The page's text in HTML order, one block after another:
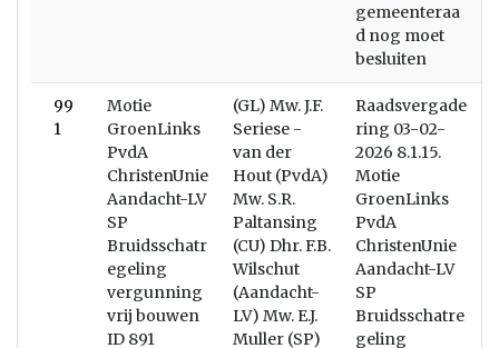
gemeenteraa
d nog moet
besluiten
99
1
Motie
GroenLinks
PvdA
ChristenUnie
Aandacht-LV
SP
Bruidsschatr
egeling
vergunning
vrij bouwen
ID 891
(GL) Mw. J.F.
Seriese -
van der
Hout (PvdA)
Mw. S.R.
Paltansing
(CU) Dhr. F.B.
Wilschut
(Aandacht-
LV) Mw. E.J.
Muller (SP)
Raadsvergade
ring 03-02-
2026 8.1.15.
Motie
GroenLinks
PvdA
ChristenUnie
Aandacht-LV
SP
Bruidsschatre
geling